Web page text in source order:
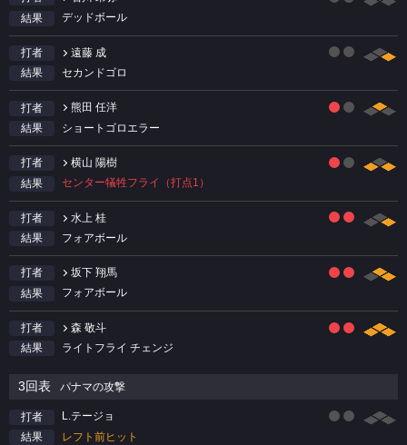
結果
デッドボール
打者
遠藤 成
結果
セカンドゴロ
打者
熊田 任洋
結果
ショートゴロエラー
打者
横山 陽樹
結果
センター犠牲フライ（打点1）
打者
水上 桂
結果
フォアボール
打者
坂下 翔馬
結果
フォアボール
打者
森 敬斗
結果
ライトフライ チェンジ
3回表 パナマの攻撃
打者
L.テージョ
結果
レフト前ヒット